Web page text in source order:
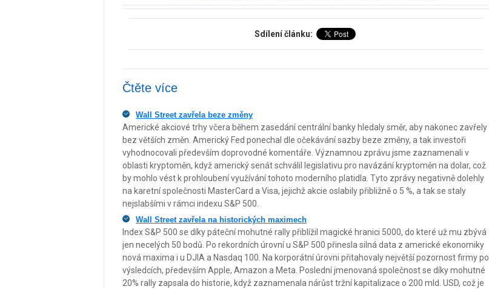
Sdílení článku:
Čtěte více
Wall Street zavřela beze změny
Americké akciové trhy včera během zasedání centrální banky hledaly směr, aby nakonec zavřely
bez větších změn. Americký Fed ponechal dle očekávání sazby beze změny, a tak investoři
vyhodnocovali především doprovodné komentáře. Významnou zprávu jsme zaznamenali v
oblasti kryptoměn, když americký senát schválil legislativu pro navázání kryptoměn na dolar, což
by mohlo vést k prohloubení využívání tohoto moderního platidla. Tyto zprávy negativně dolehly
na karetní společnosti MasterCard a Visa, jejichž akcie oslabily přibližně o 5 %, a tak se staly
nejslabšími v rámci indexu S&P 500.
Wall Street zavřela na historických maximech
Index S&P 500 se díky páteční mohutné rally přiblížil magické hranici 5000, do které už mu zbývá
jen necelých 50 bodů. Po rekordních úrovní u S&P 500 přinesla silná data z americké ekonomiky
nová maxima i u DJIA a Nasdaq 100. Na korporátní úrovni přitahovaly největší pozornost firmy po
výsledcích, především Apple, Amazon a Meta. Poslední jmenovaná společnost se díky mohutné
20% rally zapsala do historie, když zaznamenala nárůst tržní kapitalizace o 200 mld. USD, což je